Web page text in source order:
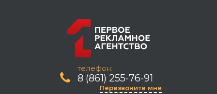
телефон:
8 (861) 255-76-91
Перезвоните мне